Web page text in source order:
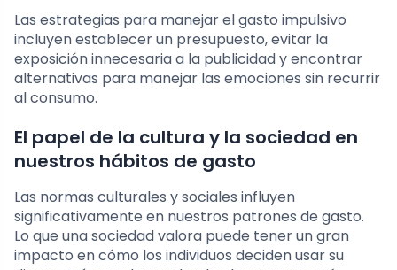
Las estrategias para manejar el gasto impulsivo
incluyen establecer un presupuesto, evitar la
exposición innecesaria a la publicidad y encontrar
alternativas para manejar las emociones sin recurrir
al consumo.
El papel de la cultura y la sociedad en
nuestros hábitos de gasto
Las normas culturales y sociales influyen
significativamente en nuestros patrones de gasto.
Lo que una sociedad valora puede tener un gran
impacto en cómo los individuos deciden usar su